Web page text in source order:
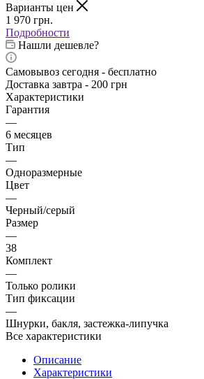
Варианты цен
1 970 грн.
Подробности
Нашли дешевле?
Самовывоз сегодня - бесплатно
Доставка завтра - 200 грн
Характеристики
Гарантия
—
6 месяцев
Тип
—
Одноразмерные
Цвет
—
Черный/серый
Размер
—
38
Комплект
—
Только ролики
Тип фиксации
—
Шнурки, бакля, застежка-липучка
Все характеристики
Описание
Характеристики